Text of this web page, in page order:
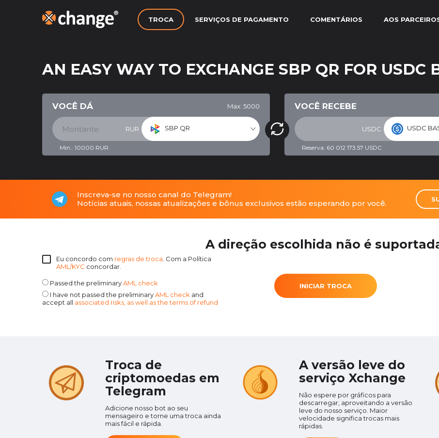
TROCA SERVIÇOS DE PAGAMENTO COMENTÁRIOS AOS
AN EASY WAY TO EXCHANGE SBP QR FOR USDC
VOCÊ DÁ Max: 5000
RUR SBP QR
Min.: 10000 RUR
VOCÊ RECEBE
USDC USDC
Reserva: 60 012 173.57 USDC
Inscreva-se no nosso canal do Telegram!
Notícias atuais, nossas atualizações e bônus exclusivos estão esperando por você.
A direção escolhida não é
Eu concordo com regras de troca . Com a Política
AML/KYC concordar.
Passed the preliminaryAML check
I have not passed the preliminaryAML check and
accept all associated risks, as well as the terms of refund
INICIAR TROCA
Troca de
criptomoedas em
Telegram
Adicione nosso bot ao seu
mensageiro e torne uma troca ainda
mais fácil e rápida.
A versão leve do
serviço Xchange
Não espere por gráficos para
descarregar, aproveitando a versão
leve do nosso serviço. Maior
velocidade significa trocas mais
rápidas.